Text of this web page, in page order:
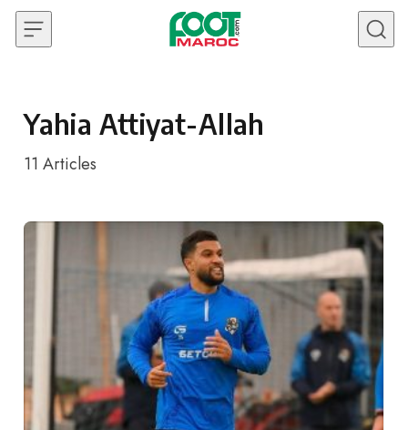
Skip to content
Yahia Attiyat-Allah
11 Articles